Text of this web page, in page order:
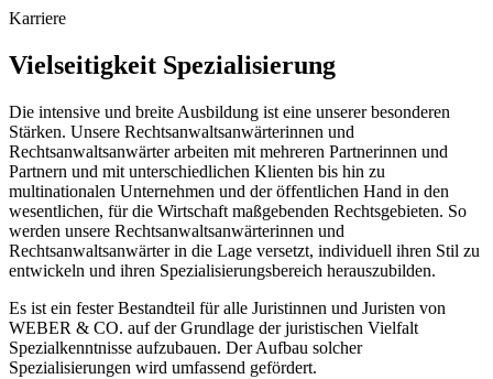
Karriere
Vielseitigkeit Spezialisierung
Die intensive und breite Ausbildung ist eine unserer besonderen
Stärken. Unsere Rechtsanwaltsanwärterinnen und
Rechtsanwaltsanwärter arbeiten mit mehreren Partnerinnen und
Partnern und mit unterschiedlichen Klienten bis hin zu
multinationalen Unternehmen und der öffentlichen Hand in den
wesentlichen, für die Wirtschaft maßgebenden Rechtsgebieten. So
werden unsere Rechtsanwaltsanwärterinnen und
Rechtsanwaltsanwärter in die Lage versetzt, individuell ihren Stil zu
entwickeln und ihren Spezialisierungsbereich herauszubilden.
Es ist ein fester Bestandteil für alle Juristinnen und Juristen von
WEBER & CO. auf der Grundlage der juristischen Vielfalt
Spezialkenntnisse aufzubauen. Der Aufbau solcher
Spezialisierungen wird umfassend gefördert.